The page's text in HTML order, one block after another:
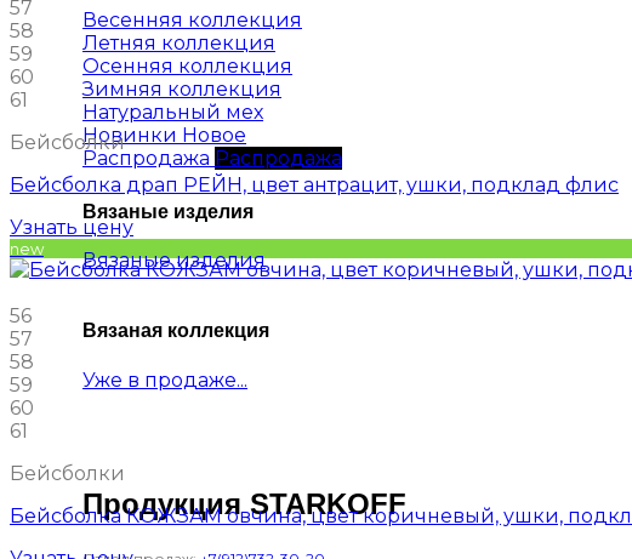
Весенняя коллекция
Летняя коллекция
Осенняя коллекция
Зимняя коллекция
Натуральный мех
Новинки
Распродажа
Вязаные изделия
Вязаные изделия
Вязаная коллекция
Уже в продаже...
Продукция STARKOFF
57
58
59
60
61
Бейсболки
Бейсболка драп РЕЙН, цвет антрацит, ушки, подклад флис
Узнать цену
new
56
57
58
59
60
61
Бейсболки
Бейсболка КОЖЗАМ овчина, цвет коричневый, ушки,